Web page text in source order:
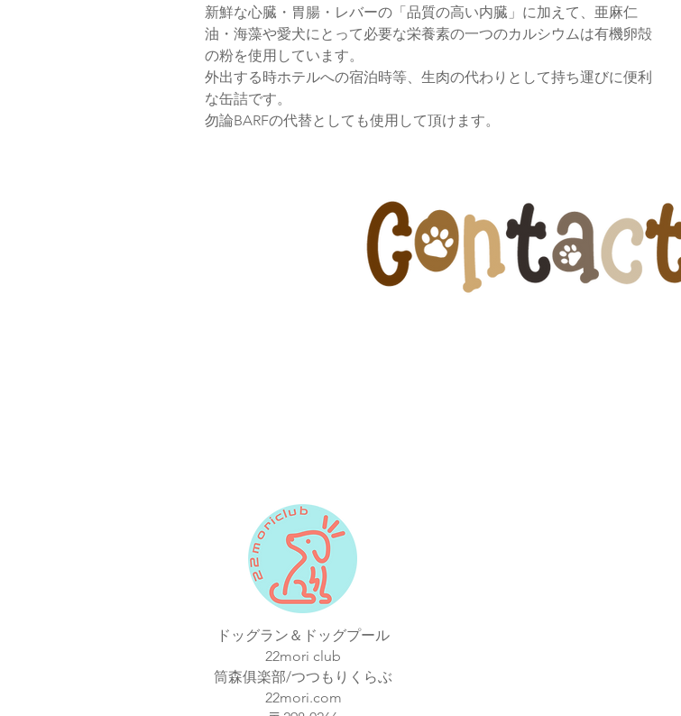
新鮮な心臓・胃腸・レバーの「品質の高い内臓」に加えて、亜麻仁
油・海藻や愛犬にとって必要な栄養素の一つのカルシウムは有機卵殻
の粉を使用しています。
外出する時ホテルへの宿泊時等、生肉の代わりとして持ち運びに便利
な缶詰です。
勿論BARFの代替としても使用して頂けます。
ドッグラン＆ドッグプール
22mori club
筒森俱楽部/つつもりくらぶ
22mori.com